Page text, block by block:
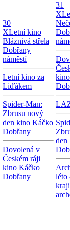
30
XLetní kino
Bláznivá střela
Dobřany
náměstí
Letní kino za
Liďákem
Spider-Man:
Zbrusu nový
den kino Káčko
Dobřany
Dovolená v
Českém ráji
kino Káčko
Dobřany
31
X
den
léto